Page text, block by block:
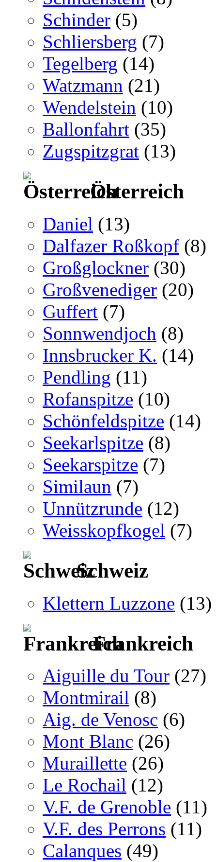
Schinder (5)
Schliersberg (7)
Tegelberg (14)
Watzmann (21)
Wendelstein (10)
Ballonfahrt (35)
Zugspitzgrat (13)
Österreich
Daniel (13)
Dalfazer Roßkopf (8)
Großglockner (30)
Großvenediger (20)
Guffert (7)
Sonnwendjoch (8)
Innsbrucker K. (14)
Pendling (11)
Rofanspitze (10)
Schönfeldspitze (14)
Seekarlspitze (8)
Seekarspitze (7)
Similaun (7)
Unnützrunde (12)
Weisskopfkogel (7)
Schweiz
Klettern Luzzone (13)
Frankreich
Aiguille du Tour (27)
Montmirail (8)
Aig. de Venosc (6)
Mont Blanc (26)
Muraillette (26)
Le Rochail (12)
V.F. de Grenoble (11)
V.F. des Perrons (11)
Calanques (49)